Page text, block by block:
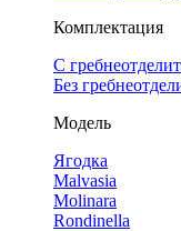
Комплектация
С
Без
Модель
Ягодка
Malvasia
Molinara
Rondinella